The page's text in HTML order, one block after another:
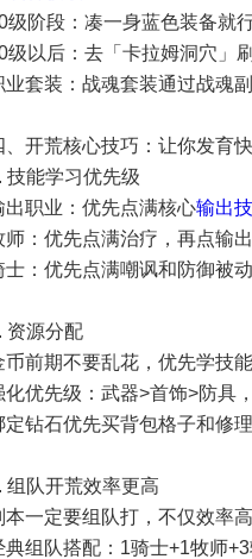
级阶段：凑一身蓝色装备就
级以后：去「卡拉姆洞穴」
业套装：战魂套装通过战魂
、开荒核心技巧：让你发育
技能学习优先级
出职业：优先点满核心输出
师：优先点满治疗，再点输
士：优先点满嘲讽和防御被
资源分配
币前期不要乱花，优先学技
化优先级：武器>首饰>防具
定钻石优先买背包格子和修
组队开荒效率更高
本一定要组队打，不仅效率
典组队搭配：1骑士+1牧师